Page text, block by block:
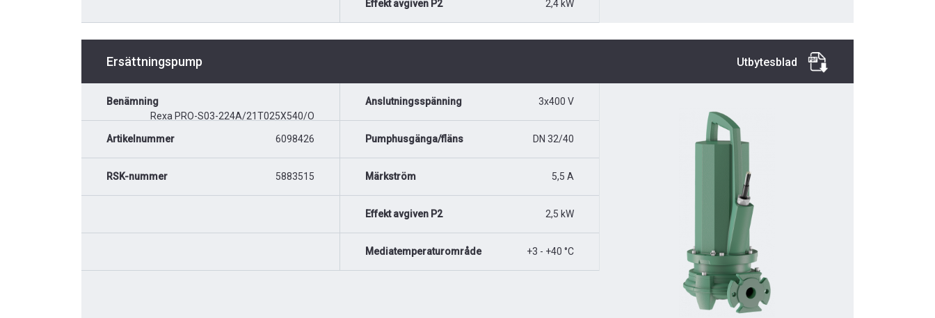
Effekt avgiven P2 2,4 kW
Ersättningspump Utbytesblad
Benämning
Rexa PRO-S03-224A/21T025X540/O
Artikelnummer 6098426
RSK-nummer 5883515
Anslutningsspänning 3x400 V
Pumphusgänga/fläns DN 32/40
Märkström 5,5 A
Effekt avgiven P2 2,5 kW
Mediatemperaturområde +3 - +40 °C